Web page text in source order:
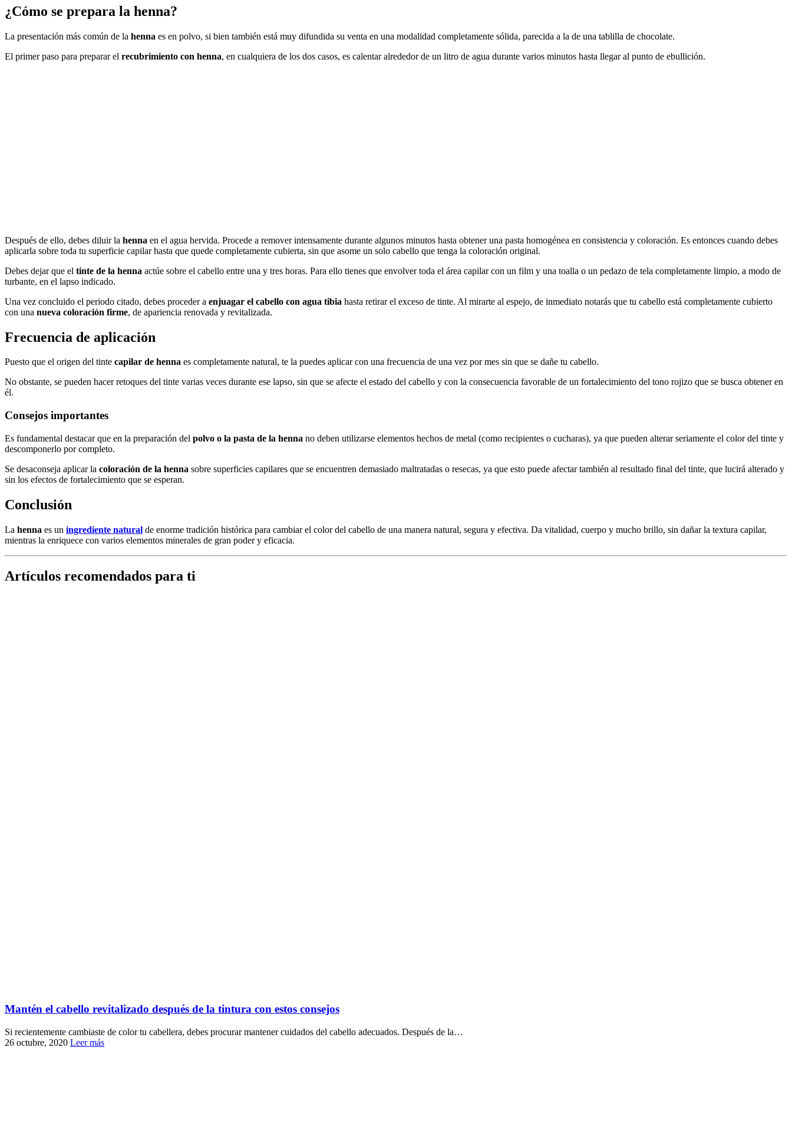
¿Cómo se prepara la henna?
La presentación más común de la henna es en polvo, si bien también está muy difundida su venta en una modalidad completamente sólida, parecida a la de una tablilla de chocolate.
El primer paso para preparar el recubrimiento con henna, en cualquiera de los dos casos, es calentar alrededor de un litro de agua durante varios minutos hasta llegar al punto de ebullición.
Después de ello, debes diluir la henna en el agua hervida. Procede a remover intensamente durante algunos minutos hasta obtener una pasta homogénea en consistencia y coloración. Es entonces cuando debes
aplicarla sobre toda tu superficie capilar hasta que quede completamente cubierta, sin que asome un solo cabello que tenga la coloración original.
Debes dejar que el tinte de la henna actúe sobre el cabello entre una y tres horas. Para ello tienes que envolver toda el área capilar con un film y una toalla o un pedazo de tela completamente limpio, a modo de
turbante, en el lapso indicado.
Una vez concluido el periodo citado, debes proceder a enjuagar el cabello con agua tibia hasta retirar el exceso de tinte. Al mirarte al espejo, de inmediato notarás que tu cabello está completamente cubierto
con una nueva coloración firme, de apariencia renovada y revitalizada.
Frecuencia de aplicación
Puesto que el origen del tinte capilar de henna es completamente natural, te la puedes aplicar con una frecuencia de una vez por mes sin que se dañe tu cabello.
No obstante, se pueden hacer retoques del tinte varias veces durante ese lapso, sin que se afecte el estado del cabello y con la consecuencia favorable de un fortalecimiento del tono rojizo que se busca obtener en
él.
Consejos importantes
Es fundamental destacar que en la preparación del polvo o la pasta de la henna no deben utilizarse elementos hechos de metal (como recipientes o cucharas), ya que pueden alterar seriamente el color del tinte y
descomponerlo por completo.
Se desaconseja aplicar la coloración de la henna sobre superficies capilares que se encuentren demasiado maltratadas o resecas, ya que esto puede afectar también al resultado final del tinte, que lucirá alterado y
sin los efectos de fortalecimiento que se esperan.
Conclusión
La henna es un ingrediente natural de enorme tradición histórica para cambiar el color del cabello de una manera natural, segura y efectiva. Da vitalidad, cuerpo y mucho brillo, sin dañar la textura capilar,
mientras la enriquece con varios elementos minerales de gran poder y eficacia.
Artículos recomendados para ti
Mantén el cabello revitalizado después de la tintura con estos consejos
Si recientemente cambiaste de color tu cabellera, debes procurar mantener cuidados del cabello adecuados. Después de la…
26 octubre, 2020 Leer más